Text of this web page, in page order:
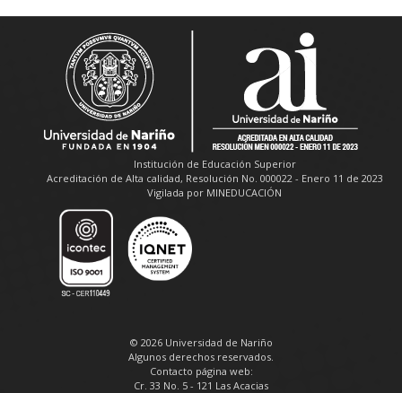
Institución de Educación Superior
Acreditación de Alta calidad, Resolución No. 000022 - Enero 11 de 2023
Vigilada por MINEDUCACIÓN
© 2026 Universidad de Nariño
Algunos derechos reservados.
Contacto página web:
Cr. 33 No. 5 - 121 Las Acacias